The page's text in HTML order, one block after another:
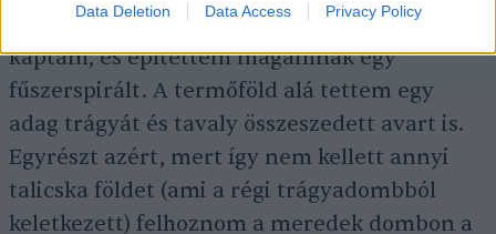
Data Deletion Data Access Privacy Policy
fűszernövényeket. Idén viszont ihletet
kaptam, és építettem magamnak egy
fűszerspirált. A termőföld alá tettem egy
adag trágyát és tavaly összeszedett avart is.
Egyrészt azért, mert így nem kellett annyi
talicska földet (ami a régi trágyadombból
keletkezett) felhoznom a meredek dombon a